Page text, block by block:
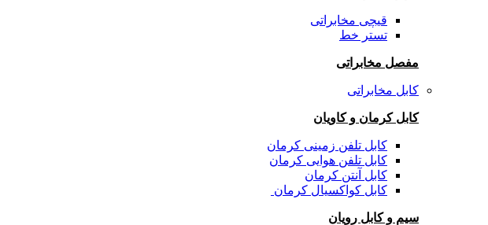
قیچی مخابراتی
تستر خط
مفصل مخابراتی
کابل مخابراتی
کابل کرمان و کاویان
کابل تلفن زمینی کرمان
کابل تلفن هوایی کرمان
کابل آنتن کرمان
کابل کواکسیال کرمان
سیم و کابل رویان